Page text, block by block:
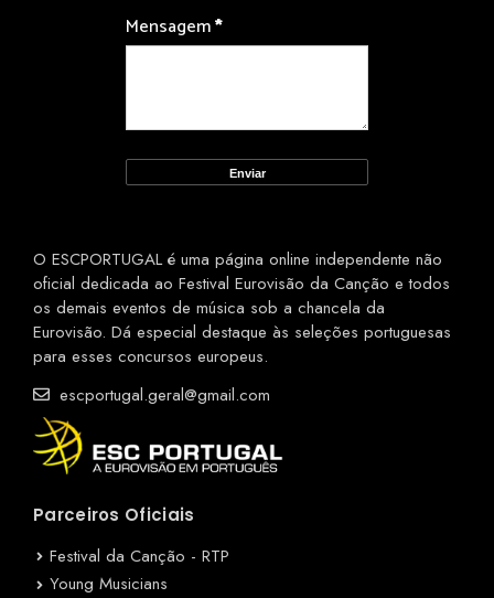
Mensagem*
O ESCPORTUGAL é uma página online independente não
oficial dedicada ao Festival Eurovisão da Canção e todos
os demais eventos de música sob a chancela da
Eurovisão. Dá especial destaque às seleções portuguesas
para esses concursos europeus.
escportugal.geral@gmail.com
Parceiros Oficiais
Festival da Canção - RTP
Young Musicians